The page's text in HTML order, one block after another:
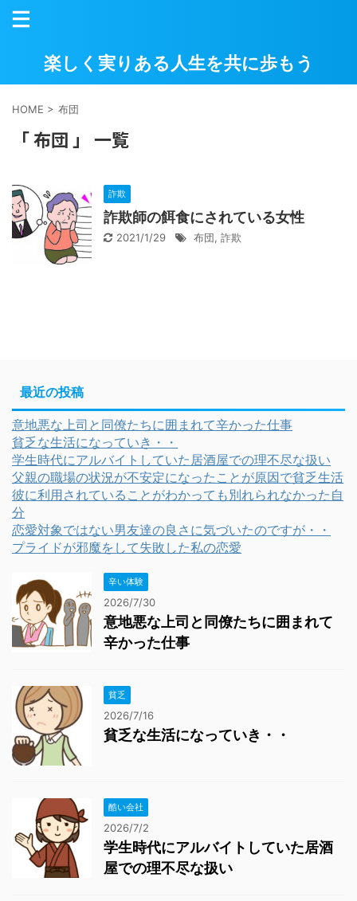
楽しく実りある人生を共に歩もう
HOME > 布団
「 布団 」 一覧
詐欺
詐欺師の餌食にされている女性
2021/1/29 布団, 詐欺
最近の投稿
意地悪な上司と同僚たちに囲まれて辛かった仕事
貧乏な生活になっていき・・
学生時代にアルバイトしていた居酒屋での理不尽な扱い
父親の職場の状況が不安定になったことが原因で貧乏生活
彼に利用されていることがわかっても別れられなかった自
分
恋愛対象ではない男友達の良さに気づいたのですが・・
プライドが邪魔をして失敗した私の恋愛
辛い体験
2026/7/30
意地悪な上司と同僚たちに囲まれて
辛かった仕事
貧乏
2026/7/16
貧乏な生活になっていき・・
酷い会社
2026/7/2
学生時代にアルバイトしていた居酒
屋での理不尽な扱い